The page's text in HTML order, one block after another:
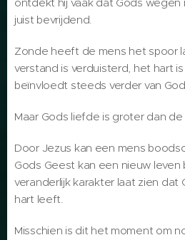
ontdekt hij vaak dat Gods wegen
juist bevrijdend.
Zonde heeft de mens het spoor
verstand is verduisterd, het hart
beïnvloedt steeds verder van
Maar Gods liefde is groter dan
Door Jezus kan een mens
Gods Geest kan een nieuw leven
veranderlijk karakter laat zien dat
hart leeft.
Misschien is dit het moment om